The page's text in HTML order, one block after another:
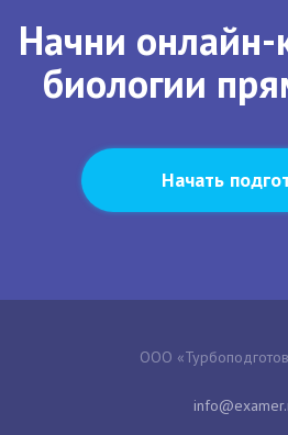
Начни онлайн-
биологии
Начать
ООО